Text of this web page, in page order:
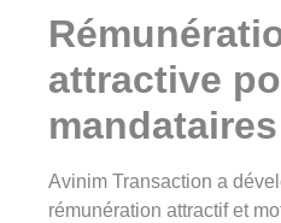
attractive
mandataires
Avinim Transaction a
rémunération attractif et